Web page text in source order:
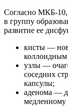
Согласно МКБ-10,
в группу
развитие ее
кисты —
узлы —
соседних
капсулы;
аденома —
медленному